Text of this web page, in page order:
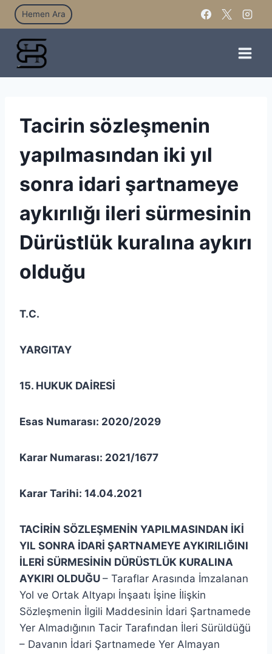
Hemen Ara
Tacirin sözleşmenin
yapılmasından iki yıl
sonra idari şartnameye
aykırılığı ileri sürmesinin
Dürüstlük kuralına aykırı
olduğu
T.C.
YARGITAY
15. HUKUK DAİRESİ
Esas Numarası: 2020/2029
Karar Numarası: 2021/1677
Karar Tarihi: 14.04.2021
TACİRİN SÖZLEŞMENİN YAPILMASINDAN İKİ
YIL SONRA İDARİ ŞARTNAMEYE AYKIRILIĞINI
İLERİ SÜRMESİNİN DÜRÜSTLÜK KURALINA
AYKIRI OLDUĞU – Taraflar Arasında İmzalanan
Yol ve Ortak Altyapı İnşaatı İşine İlişkin
Sözleşmenin İlgili Maddesinin İdari Şartnamede
Yer Almadığının Tacir Tarafından İleri Sürüldüğü
– Davanın İdari Şartnamede Yer Almayan